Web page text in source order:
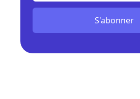
S'abonner